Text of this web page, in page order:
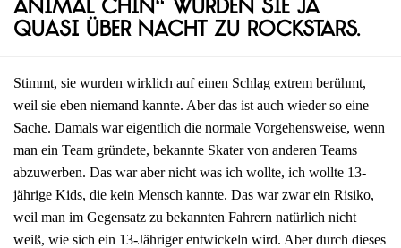
Animal Chin“ wurden sie ja
quasi über Nacht zu Rockstars.
Stimmt, sie wurden wirklich auf einen Schlag extrem berühmt,
weil sie eben niemand kannte. Aber das ist auch wieder so eine
Sache. Damals war eigentlich die normale Vorgehensweise, wenn
man ein Team gründete, bekannte Skater von anderen Teams
abzuwerben. Das war aber nicht was ich wollte, ich wollte 13-
jährige Kids, die kein Mensch kannte. Das war zwar ein Risiko,
weil man im Gegensatz zu bekannten Fahrern natürlich nicht
weiß, wie sich ein 13-Jähriger entwickeln wird. Aber durch dieses